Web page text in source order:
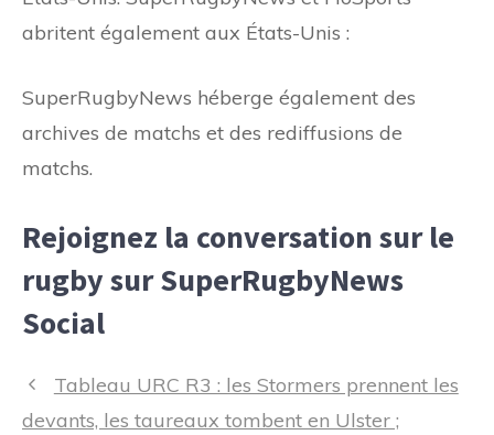
abritent également aux États-Unis :
SuperRugbyNews héberge également des
archives de matchs et des rediffusions de
matchs.
Rejoignez la conversation sur le
rugby sur SuperRugbyNews
Social
Navigation
des
Tableau URC R3 : les Stormers prennent les
devants, les taureaux tombent en Ulster ;